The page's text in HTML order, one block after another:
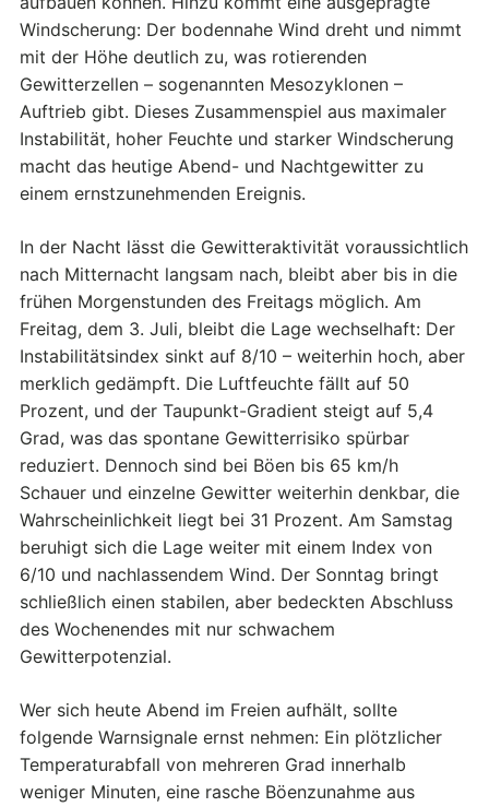
Windscherung: Der bodennahe Wind dreht und nimmt
mit der Höhe deutlich zu, was rotierenden
Gewitterzellen – sogenannten Mesozyklonen –
Auftrieb gibt. Dieses Zusammenspiel aus maximaler
Instabilität, hoher Feuchte und starker Windscherung
macht das heutige Abend- und Nachtgewitter zu
einem ernstzunehmenden Ereignis.
In der Nacht lässt die Gewitteraktivität voraussichtlich
nach Mitternacht langsam nach, bleibt aber bis in die
frühen Morgenstunden des Freitags möglich. Am
Freitag, dem 3. Juli, bleibt die Lage wechselhaft: Der
Instabilitätsindex sinkt auf 8/10 – weiterhin hoch, aber
merklich gedämpft. Die Luftfeuchte fällt auf 50
Prozent, und der Taupunkt-Gradient steigt auf 5,4
Grad, was das spontane Gewitterrisiko spürbar
reduziert. Dennoch sind bei Böen bis 65 km/h
Schauer und einzelne Gewitter weiterhin denkbar, die
Wahrscheinlichkeit liegt bei 31 Prozent. Am Samstag
beruhigt sich die Lage weiter mit einem Index von
6/10 und nachlassendem Wind. Der Sonntag bringt
schließlich einen stabilen, aber bedeckten Abschluss
des Wochenendes mit nur schwachem
Gewitterpotenzial.
Wer sich heute Abend im Freien aufhält, sollte
folgende Warnsignale ernst nehmen: Ein plötzlicher
Temperaturabfall von mehreren Grad innerhalb
weniger Minuten, eine rasche Böenzunahme aus